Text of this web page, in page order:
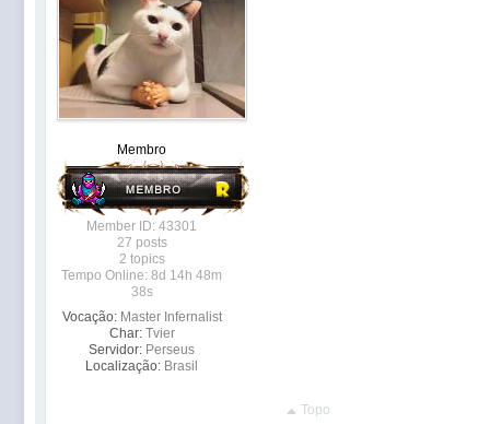
Membro
Member ID: 43301
27 posts
2 topics
Tempo Online: 8d 14h 48m
38s
Vocação: Master Infernalist
Char: Tvier
Servidor: Perseus
Localização: Brasil
Topo